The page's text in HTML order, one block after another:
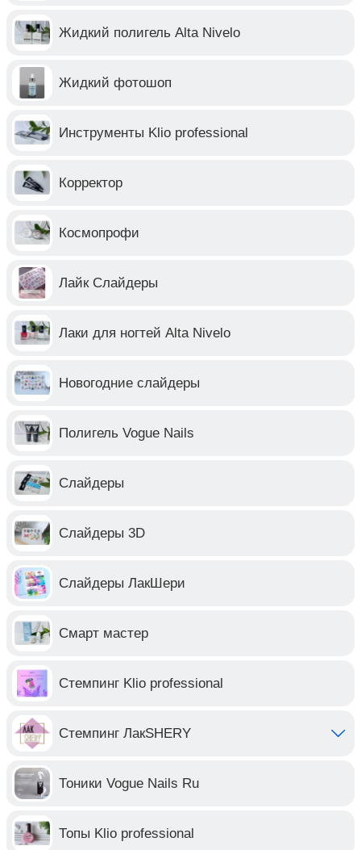
Жидкий полигель Alta Nivelo
Жидкий фотошоп
Инструменты Klio professional
Корректор
Космопрофи
Лайк Слайдеры
Лаки для ногтей Alta Nivelo
Новогодние слайдеры
Полигель Vogue Nails
Слайдеры
Слайдеры 3D
Слайдеры ЛакШери
Смарт мастер
Стемпинг Klio professional
Стемпинг ЛакSHERY
Тоники Vogue Nails Ru
Топы Klio professional